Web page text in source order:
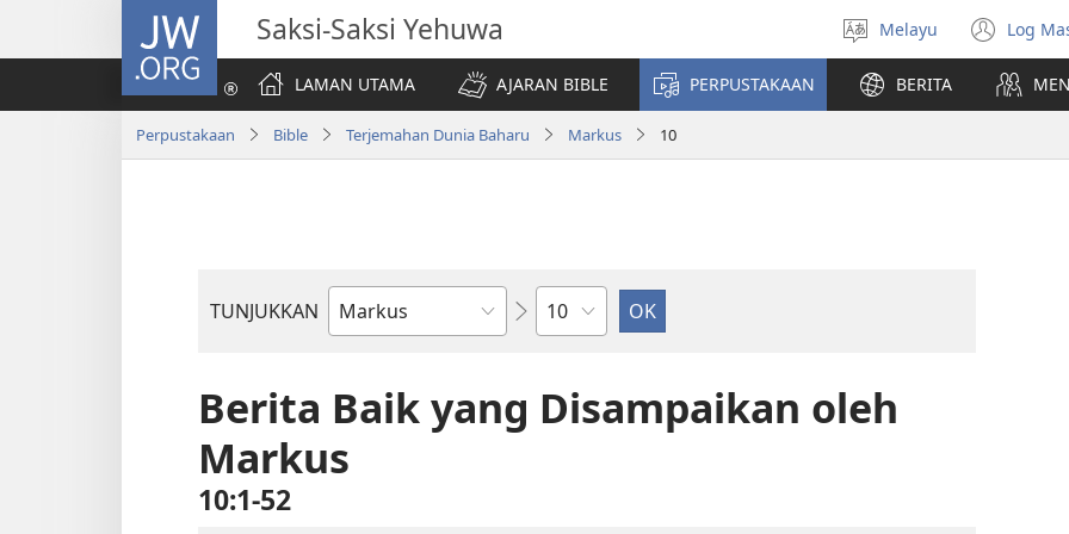
JW.ORG Saksi-Saksi Yehuwa
Pilih
Bahasa
Melayu Log
LAMAN UTAMA
AJARAN BIBLE PERPUSTAKAAN BERITA
Perpustakaan Bible Terjemahan Dunia Baharu Markus 10
TUNJUKKAN
Buku
Bab
Berita Baik yang Disampaikan oleh
Markus
10:1-52